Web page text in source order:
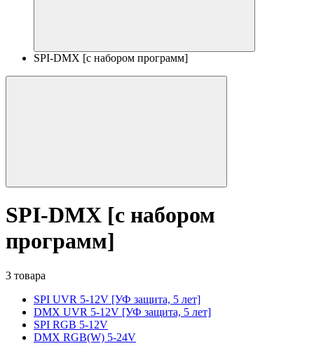
SPI-DMX [с набором программ]
SPI-DMX [с набором
программ]
3 товара
SPI UVR 5-12V [УФ защита, 5 лет]
DMX UVR 5-12V [УФ защита, 5 лет]
SPI RGB 5-12V
DMX RGB(W) 5-24V